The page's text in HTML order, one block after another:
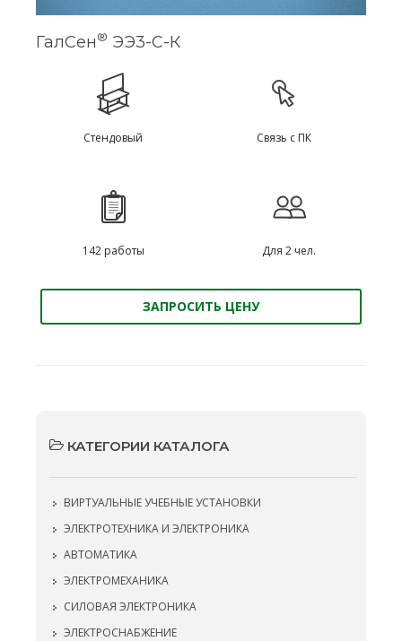
ГалСен® ЭЭ3-С-К
Стендовый Связь с ПК
142 работы Для 2 чел.
ЗАПРОСИТЬ ЦЕНУ
КАТЕГОРИИ КАТАЛОГА
ВИРТУАЛЬНЫЕ УЧЕБНЫЕ УСТАНОВКИ
ЭЛЕКТРОТЕХНИКА И ЭЛЕКТРОНИКА
АВТОМАТИКА
ЭЛЕКТРОМЕХАНИКА
СИЛОВАЯ ЭЛЕКТРОНИКА
ЭЛЕКТРОСНАБЖЕНИЕ